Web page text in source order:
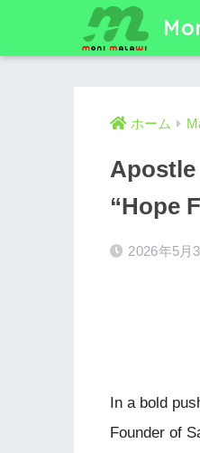
ホーム
“Hope
2026年5月
In a bold
Founder of